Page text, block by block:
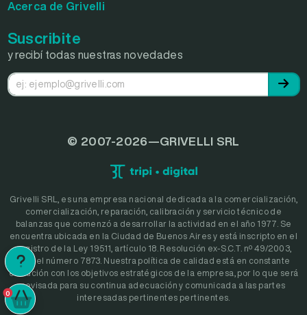
0
0
Acerca de Grivelli
Suscribite
y recibí todas nuestras novedades
© 2007-2026—GRIVELLI SRL
Grivelli SRL, es una empresa nacional dedicada a la comercialización,
comercialización, reparación, calibración y servicio técnico de
balanzas que comenzó a desarrollar la actividad en el año 1977. Se
encuentra ubicada en la Ciudad de Buenos Aires y está inscripto en el
registro de la Ley 19511, artículo 18. Resolución ex-S.C.T. nº 49/2003,
bajo el número 7873. Nuestra política de calidad está en constante
evolución con los objetivos estratégicos de la empresa, por lo que será
revisada para su continua adecuación y comunicada a las partes
interesadas pertinentes pertinentes.